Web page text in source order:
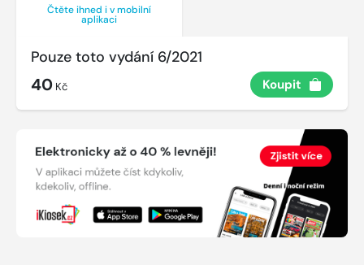
Čtěte ihned i v mobilní
aplikaci
Pouze toto vydání 6/2021
40 Kč Koupit